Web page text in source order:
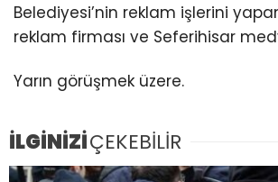
Belediyesi’nin reklam işlerini
reklam firması ve Seferihisar
Yarın görüşmek üzere.
İLGİNİZİÇEKEBİLİR